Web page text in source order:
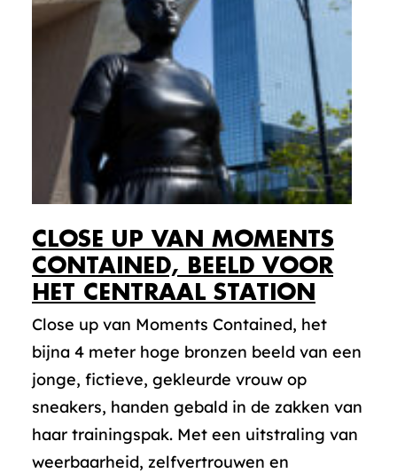
CLOSE UP VAN MOMENTS
CONTAINED, BEELD VOOR
HET CENTRAAL STATION
Close up van Moments Contained, het
bijna 4 meter hoge bronzen beeld van een
jonge, fictieve, gekleurde vrouw op
sneakers, handen gebald in de zakken van
haar trainingspak. Met een uitstraling van
weerbaarheid, zelfvertrouwen en